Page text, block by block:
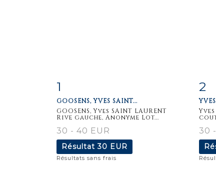
1
GOOSENS, YVES SAINT...
GOOSENS, Yves SAINT LAURENT
Rive gauche, Anonyme Lot...
30 - 40 EUR
Résultat30 EUR
Résultats sans frais
2
30